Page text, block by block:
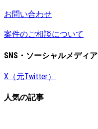
お問い合わせ
案件のご相談について
SNS・ソーシャルメディア
X（元Twitter）
人気の記事